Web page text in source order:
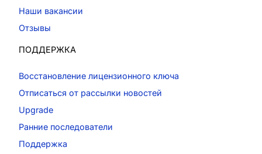
Наши вакансии
Отзывы
ПОДДЕРЖКА
Восстановление лицензионного ключа
Отписаться от рассылки новостей
Upgrade
Ранние последователи
Поддержка